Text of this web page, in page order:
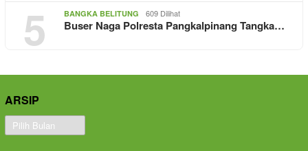
5 BANGKA BELITUNG 609 Dilihat
Buser Naga Polresta Pangkalpinang Tangka…
ARSIP
Arsip